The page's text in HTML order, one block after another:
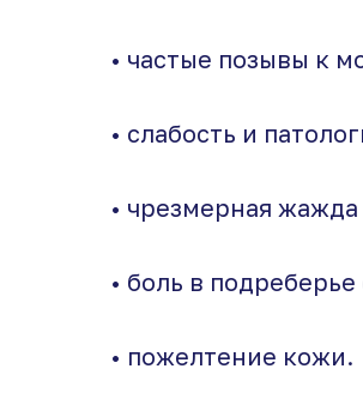
• частые позывы к
• слабость и
• чрезмерная
• боль в
• пожелтение кожи.